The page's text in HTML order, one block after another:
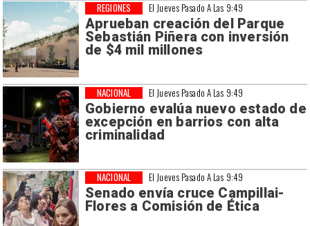
El Jueves Pasado A Las 9:49
Aprueban creación del Parque
Sebastián Piñera con inversión
de $4 mil millones
REGIONES
El Jueves Pasado A Las 9:49
Gobierno evalúa nuevo estado de
excepción en barrios con alta
criminalidad
NACIONAL
El Jueves Pasado A Las 9:49
Senado envía cruce Campillai-
Flores a Comisión de Ética
NACIONAL